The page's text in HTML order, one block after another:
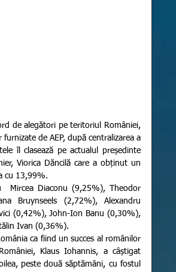
de AEP, după centralizarea a
îl clasează pe actualul președinte
Viorica Dăncilă care a obținut un
cu 13,99%.
Bruynseels (2,72%), Alexandru
(0,42%), John-Ion Banu (0,30%),
Ivan (0,36%).
Klaus Iohannis, a câștigat
peste două săptămâni, cu fostul